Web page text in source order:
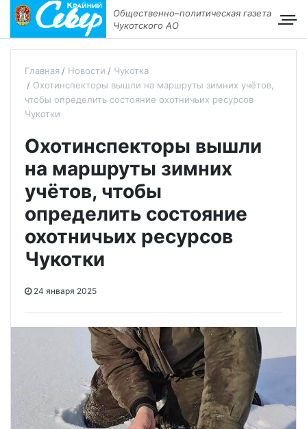
Общественно–политическая газета
Чукотского АО
Главная Новости
Чукотка
Охотинспекторы вышли на маршруты зимних учётов,
чтобы определить состояние охотничьих ресурсов
Чукотки
Охотинспекторы вышли
на маршруты зимних
учётов, чтобы
определить состояние
охотничьих ресурсов
Чукотки
24 января 2025